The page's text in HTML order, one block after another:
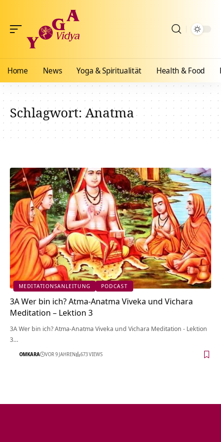
Home News Yoga & Spiritualität Health & Food
Schlagwort:Anatma
MEDITATIONSANLEITUNG PODCAST
3A Wer bin ich? Atma-Anatma Viveka und Vichara
Meditation – Lektion 3
3A Wer bin ich? Atma-Anatma Viveka und Vichara Meditation - Lektion
3…
OMKARA VOR 9 JAHREN 673 VIEWS